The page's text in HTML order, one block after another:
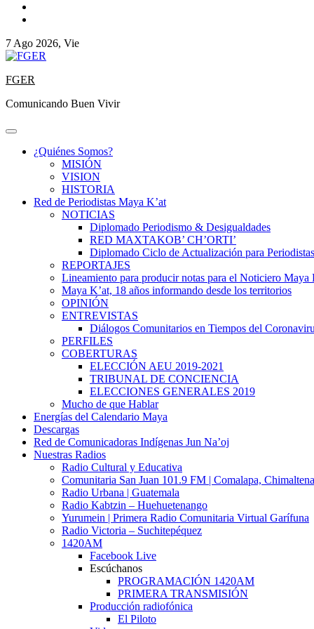
7 Ago 2026, Vie
FGER
Comunicando Buen Vivir
¿Quiénes Somos?
MISIÓN
VISION
HISTORIA
Red de Periodistas Maya K’at
NOTICIAS
Diplomado Periodismo & Desigualdades
RED MAXTAKOB’ CH’ORTI’
Diplomado Ciclo de Actualización para Periodistas
REPORTAJES
Lineamiento para producir notas para el Noticiero Maya
Maya K’at, 18 años informando desde los territorios
OPINIÓN
ENTREVISTAS
Diálogos Comunitarios en Tiempos del
PERFILES
COBERTURAS
ELECCIÓN AEU 2019-2021
TRIBUNAL DE CONCIENCIA
ELECCIONES GENERALES 2019
Mucho de que Hablar
Energías del Calendario Maya
Descargas
Red de Comunicadoras Indígenas Jun Na’oj
Nuestras Radios
Radio Cultural y Educativa
Comunitaria San Juan 101.9 FM | Comalapa,
Radio Urbana | Guatemala
Radio Kabtzin – Huehuetenango
Yurumein | Primera Radio Comunitaria Virtual Garífuna
Radio Victoria – Suchitepéquez
1420AM
Facebook Live
Escúchanos
PROGRAMACIÓN 1420AM
PRIMERA TRANSMISIÓN
Producción radiofónica
El Piloto